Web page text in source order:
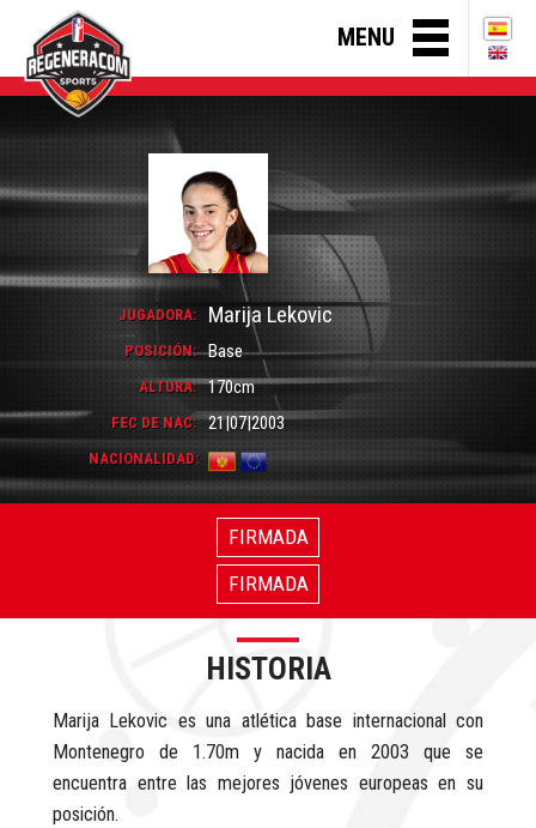
MENU
JUGADORA: Marija Lekovic
POSICIÓN: Base
ALTURA: 170cm
FEC DE NAC: 21|07|2003
NACIONALIDAD:
FIRMADA
FIRMADA
HISTORIA
Marija Lekovic es una atlética base internacional con
Montenegro de 1.70m y nacida en 2003 que se
encuentra entre las mejores jóvenes europeas en su
posición.